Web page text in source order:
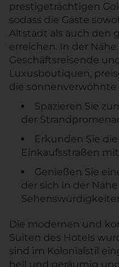
prestigeträchtigen
sodass die Gäste
Altstadt als auch den
erreichen. In der
Geschäftsreisende
Luxusboutiquen,
die
Spazieren Sie
der
Erkunden Sie
Einkaufsstraßen
Genießen Sie
der sich in der
Die modernen und
Suiten des Hotels
sind im Kolonialstil
hell und geräumig